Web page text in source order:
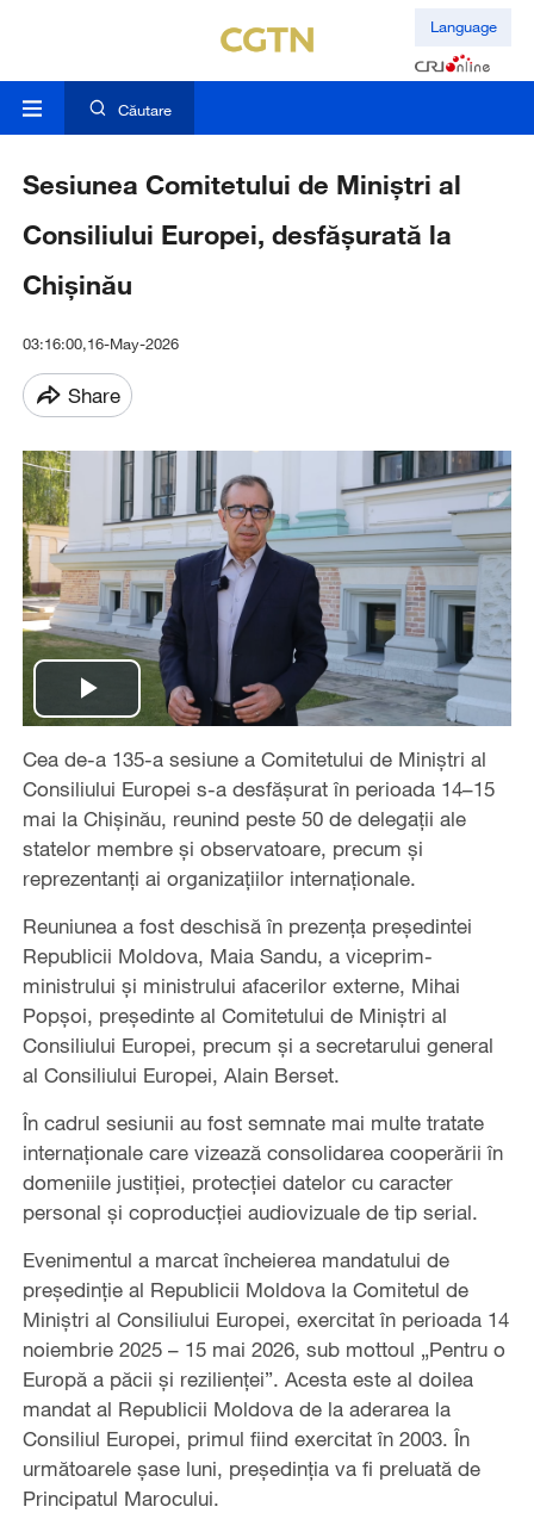
Language
Căutare
Sesiunea Comitetului de Miniștri al
Consiliului Europei, desfășurată la
Chișinău
03:16:00,16-May-2026
Share
Play
Video
Cea de-a 135-a sesiune a Comitetului de Miniștri al
Consiliului Europei s-a desfășurat în perioada 14–15
mai la Chișinău, reunind peste 50 de delegații ale
statelor membre și observatoare, precum și
reprezentanți ai organizațiilor internaționale.
Reuniunea a fost deschisă în prezența președintei
Republicii Moldova, Maia Sandu, a viceprim-
ministrului și ministrului afacerilor externe, Mihai
Popșoi, președinte al Comitetului de Miniștri al
Consiliului Europei, precum și a secretarului general
al Consiliului Europei, Alain Berset.
În cadrul sesiunii au fost semnate mai multe tratate
internaționale care vizează consolidarea cooperării în
domeniile justiției, protecției datelor cu caracter
personal și coproducției audiovizuale de tip serial.
Evenimentul a marcat încheierea mandatului de
președinție al Republicii Moldova la Comitetul de
Miniștri al Consiliului Europei, exercitat în perioada 14
noiembrie 2025 – 15 mai 2026, sub mottoul „Pentru o
Europă a păcii și rezilienței”. Acesta este al doilea
mandat al Republicii Moldova de la aderarea la
Consiliul Europei, primul fiind exercitat în 2003. În
următoarele șase luni, președinția va fi preluată de
Principatul Marocului.